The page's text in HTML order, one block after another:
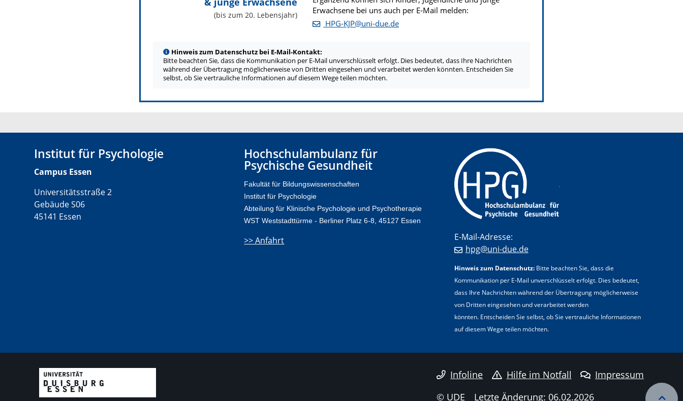
(bis zum 20. Lebensjahr)
Erwachsene bei uns auch per E-Mail melden:
HPG-KJP@uni-due.de
Hinweis zum Datenschutz bei E-Mail-Kontakt:
Bitte beachten Sie, dass die Kommunikation per E-Mail unverschlüsselt erfolgt. Dies bedeutet, dass Ihre Nachrichten
während der Übertragung möglicherweise von Dritten eingesehen und verarbeitet werden könnten. Entscheiden Sie
selbst, ob Sie vertrauliche Informationen auf diesem Wege teilen möchten.
Institut für Psychologie
Campus Essen
Universitätsstraße 2
Gebäude S06
45141 Essen
Hochschulambulanz für
Psychische Gesundheit
Fakultät für Bildungswissenschaften
Institut für Psychologie
Abteilung für Klinische Psychologie und Psychotherapie
WST Weststadttürme - Berliner Platz 6-8, 45127 Essen
>> Anfahrt
E-Mail-Adresse:
hpg@uni-due.de
Hinweis zum Datenschutz: Bitte beachten Sie, dass die
Kommunikation per E-Mail unverschlüsselt erfolgt. Dies bedeutet,
dass Ihre Nachrichten während der Übertragung möglicherweise
von Dritten eingesehen und verarbeitet werden
könnten. Entscheiden Sie selbst, ob Sie vertrauliche Informationen
auf diesem Wege teilen möchten.
Infoline Hilfe im Notfall
Impressum
© UDE
Letzte Änderung: 06.02.2026